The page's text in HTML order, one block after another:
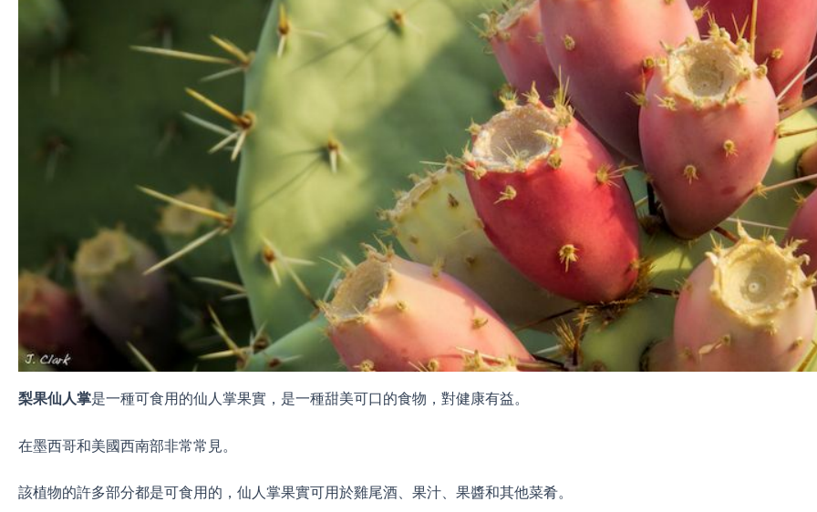
梨果仙人掌是一種可食用的仙人掌果實，是一種甜美可口的食物，對健康有益。
在墨西哥和美國西南部非常常見。
該植物的許多部分都是可食用的，仙人掌果實可用於雞尾酒、果汁、果醬和其他菜肴。